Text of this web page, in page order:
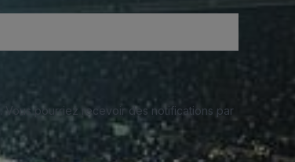
. Vous pourriez recevoir des notifications par